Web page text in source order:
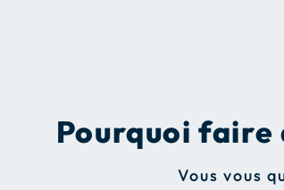
Pourquoi faire
Vous vous